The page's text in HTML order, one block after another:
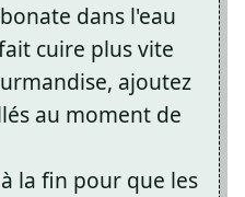
dans l'eau
cuire plus vite
ajoutez
au moment de
la fin pour que les